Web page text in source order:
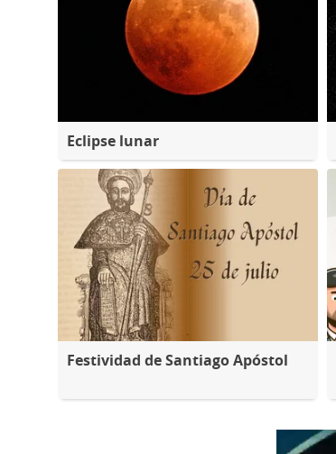
Eclipse lunar
Festividad de Santiago Apóstol